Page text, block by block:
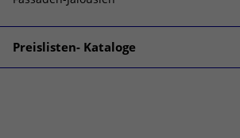
Preislisten- Kataloge